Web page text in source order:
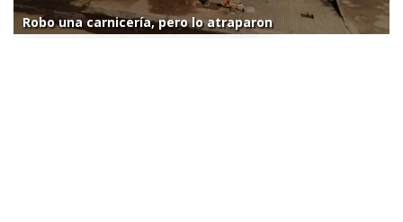
Robo una carnicería, pero lo atraparon